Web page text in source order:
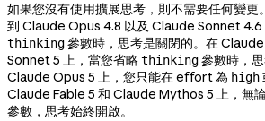
如果您沒有使用擴展思考，則不需要任何變
到 Claude Opus 4.8 以及 Claude Sonnet 4.6
thinking參數時，思考是關閉的。在
Sonnet 5 上，當您省略thinking參數時，
Claude Opus 5 上，您只能在 effort 為 high
Claude Fable 5 和 Claude Mythos 5 上，無
參數，思考始終開啟。